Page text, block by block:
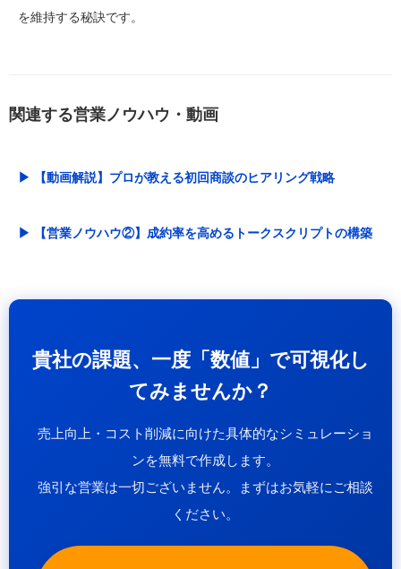
を維持する秘訣です。
関連する営業ノウハウ・動画
▶ 【動画解説】プロが教える初回商談のヒアリング戦略
▶ 【営業ノウハウ②】成約率を高めるトークスクリプトの構築
貴社の課題、一度「数値」で可視化し
てみませんか？
売上向上・コスト削減に向けた具体的なシミュレーショ
ンを無料で作成します。
強引な営業は一切ございません。まずはお気軽にご相談
ください。